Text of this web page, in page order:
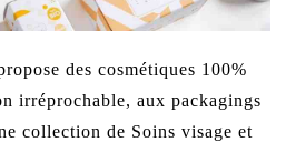
des cosmétiques 100%
irréprochable, aux packagings
collection de Soins visage et